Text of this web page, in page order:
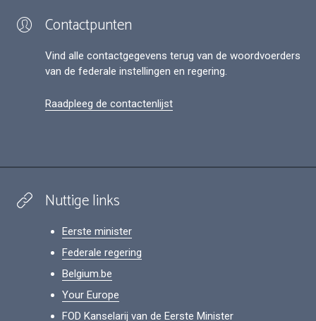
Contactpunten
Vind alle contactgegevens terug van de woordvoerders
van de federale instellingen en regering.
Raadpleeg de contactenlijst
Nuttige links
Eerste minister
Federale regering
Belgium.be
Your Europe
FOD Kanselarij van de Eerste Minister